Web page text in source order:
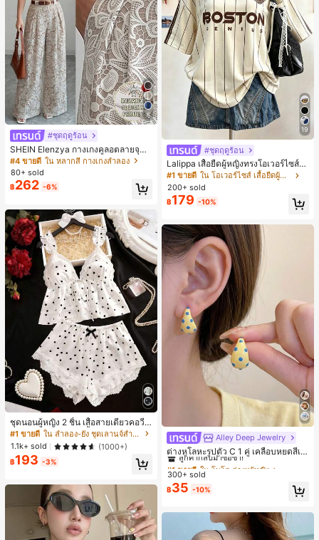
5
#ชุดฤดูร้อน
SHEIN Elenzya กางเกงคูลอตลายจุดเ
อวสูงแบบใหม่สำหรับฤดูใบไม้ผลิ/ฤดูร้อ
น, สไตล์หรูหราเหมาะสำหรับใส่ในชีวิต
ประจำวันและทำงาน, ให้ความรู้สึกวินเ
ทจสำหรับฤดูรับปริญญา, เทศกาลดนตร
ี, การแข่งม้าดาร์บี้, วันประกาศอิสรภาพ
#4 ขายดี ใน หลากสี กางเกงลำลอง
80+ sold
฿262 -6%
ชุดนอนผู้หญิง 2 ชิ้น เสื้อสายเดี่ยวคอวีลู
กไม้ พร้อมกางเกงขาสั้นแต่งลูกไม้ แต่ง
โบว์ที่เอว ชุดลำลองผู้หญิงนุ่มสบายน่ารั
ก สไตล์เอสเธติก
#1 ขายดี
ใน ลำลอง-ยัง ชุดเลานจ์สำหรับผู้หญิง
1.1k+ sold
(1000+)
฿193 -3%
19
#ชุดฤดูร้อน
Lalippa เสื้อยืดผู้หญิงทรงโอเวอร์ไซส์ค
วามยาวกลาง คอกลม ไหล่ตก ลายพิมพ์
ตัวอักษรและลายทางแนวตั้ง สไตล์แฟชั่
นมินิมอล ของขวัญให้เพื่อน
#1 ขายดี
ใน โอเวอร์ไซส์ เสื้อยืดผู้หญิง
200+ sold
฿179 -10%
Alley Deep Jewelry
ต่างหูโลหะรูปตัว C 1 คู่ เคลือบหยดสีเห
ลือง ลายจุดสีน้ำเงิน สไตล์ยุโรปและอเม
ริกัน แฟชั่นส่วนตัว หวานและสง่างาม
สำหรับผู้หญิงและเด็กหญิง สำหรับการเ
ดินทาง งานแต่งงาน ปาร์ตี้ วันเกิด ของ
#1 ขายดี ใน โบโฮ ต่างหูผู้หญิง
ลูกค้ากลับมาซื้อซ้ำ!
เกือบหมดแล้ว!
#1 ขายดี ใน โบโฮ ต่างหูผู้หญิง
ลูกค้ากลับมาซื้อซ้ำ!
เกือบหมดแล้ว!
#1 ขายดี ใน โบโฮ ต่างหูผู้หญิง
ลูกค้ากลับมาซื้อซ้ำ!
เกือบหมดแล้ว!
#1 ขายดี ใน โบโฮ ต่างหูผู้หญิง
เกือบหมดแล้ว!
300+ sold
฿35 -10%